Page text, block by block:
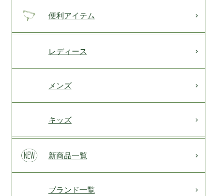
便利アイテム
レディース
メンズ
キッズ
新商品一覧
ブランド一覧